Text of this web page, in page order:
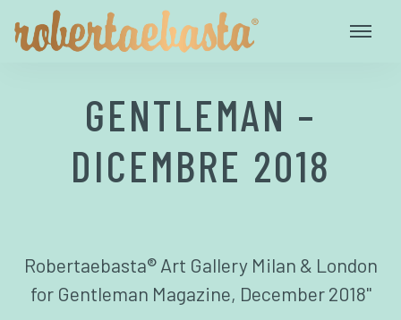
GENTLEMAN –
DICEMBRE 2018
Robertaebasta® Art Gallery Milan & London
for Gentleman Magazine, December 2018"